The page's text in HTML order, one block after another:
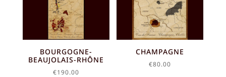
BOURGOGNE-
BEAUJOLAIS-RHÔNE
€190.00
CHAMPAGNE
€80.00